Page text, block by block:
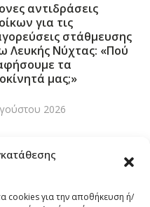
cookies για την αποθήκευση ή/
αντιδράσεις
για τις
στάθμευσης
Λευκής Νύχτας: «Πού
τα
μας;»
2026